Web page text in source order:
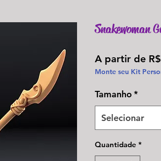
Snakewoman
A partir de
Monte seu Kit
Tamanho*
Selecionar
Quantidade *